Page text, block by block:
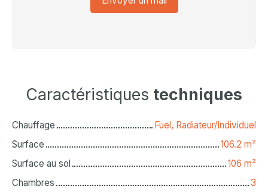
Caractéristiques techniques
Chauffage
Fuel, Radiateur/Individuel
Surface
106.2 m²
Surface au sol
106 m²
Chambres
3